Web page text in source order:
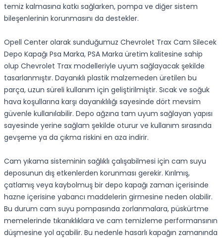
temiz kalmasına katkı sağlarken, pompa ve diğer sistem
bileşenlerinin korunmasını da destekler.
Opell Center olarak sunduğumuz Chevrolet Trax Cam Silecek
Depo Kapağı Psa Marka, PSA Marka üretim kalitesine sahip
olup Chevrolet Trax modelleriyle uyum sağlayacak şekilde
tasarlanmıştır. Dayanıklı plastik malzemeden üretilen bu
parça, uzun süreli kullanım için geliştirilmiştir. Sıcak ve soğuk
hava koşullarına karşı dayanıklılığı sayesinde dört mevsim
güvenle kullanılabilir. Depo ağzına tam uyum sağlayan yapısı
sayesinde yerine sağlam şekilde oturur ve kullanım sırasında
gevşeme ya da çıkma riskini en aza indirir.
Cam yıkama sisteminin sağlıklı çalışabilmesi için cam suyu
deposunun dış etkenlerden korunması gerekir. Kırılmış,
çatlamış veya kaybolmuş bir depo kapağı zaman içerisinde
hazne içerisine yabancı maddelerin girmesine neden olabilir.
Bu durum cam suyu pompasında zorlanmalara, püskürtme
memelerinde tıkanıklıklara ve cam temizleme performansının
düşmesine yol açabilir. Bu nedenle hasarlı kapağın zamanında